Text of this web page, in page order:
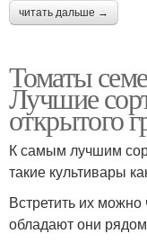
читать дальше →
Томаты
Лучшие
открытого
К самым лучшим
такие культивары
Встретить их
обладают они